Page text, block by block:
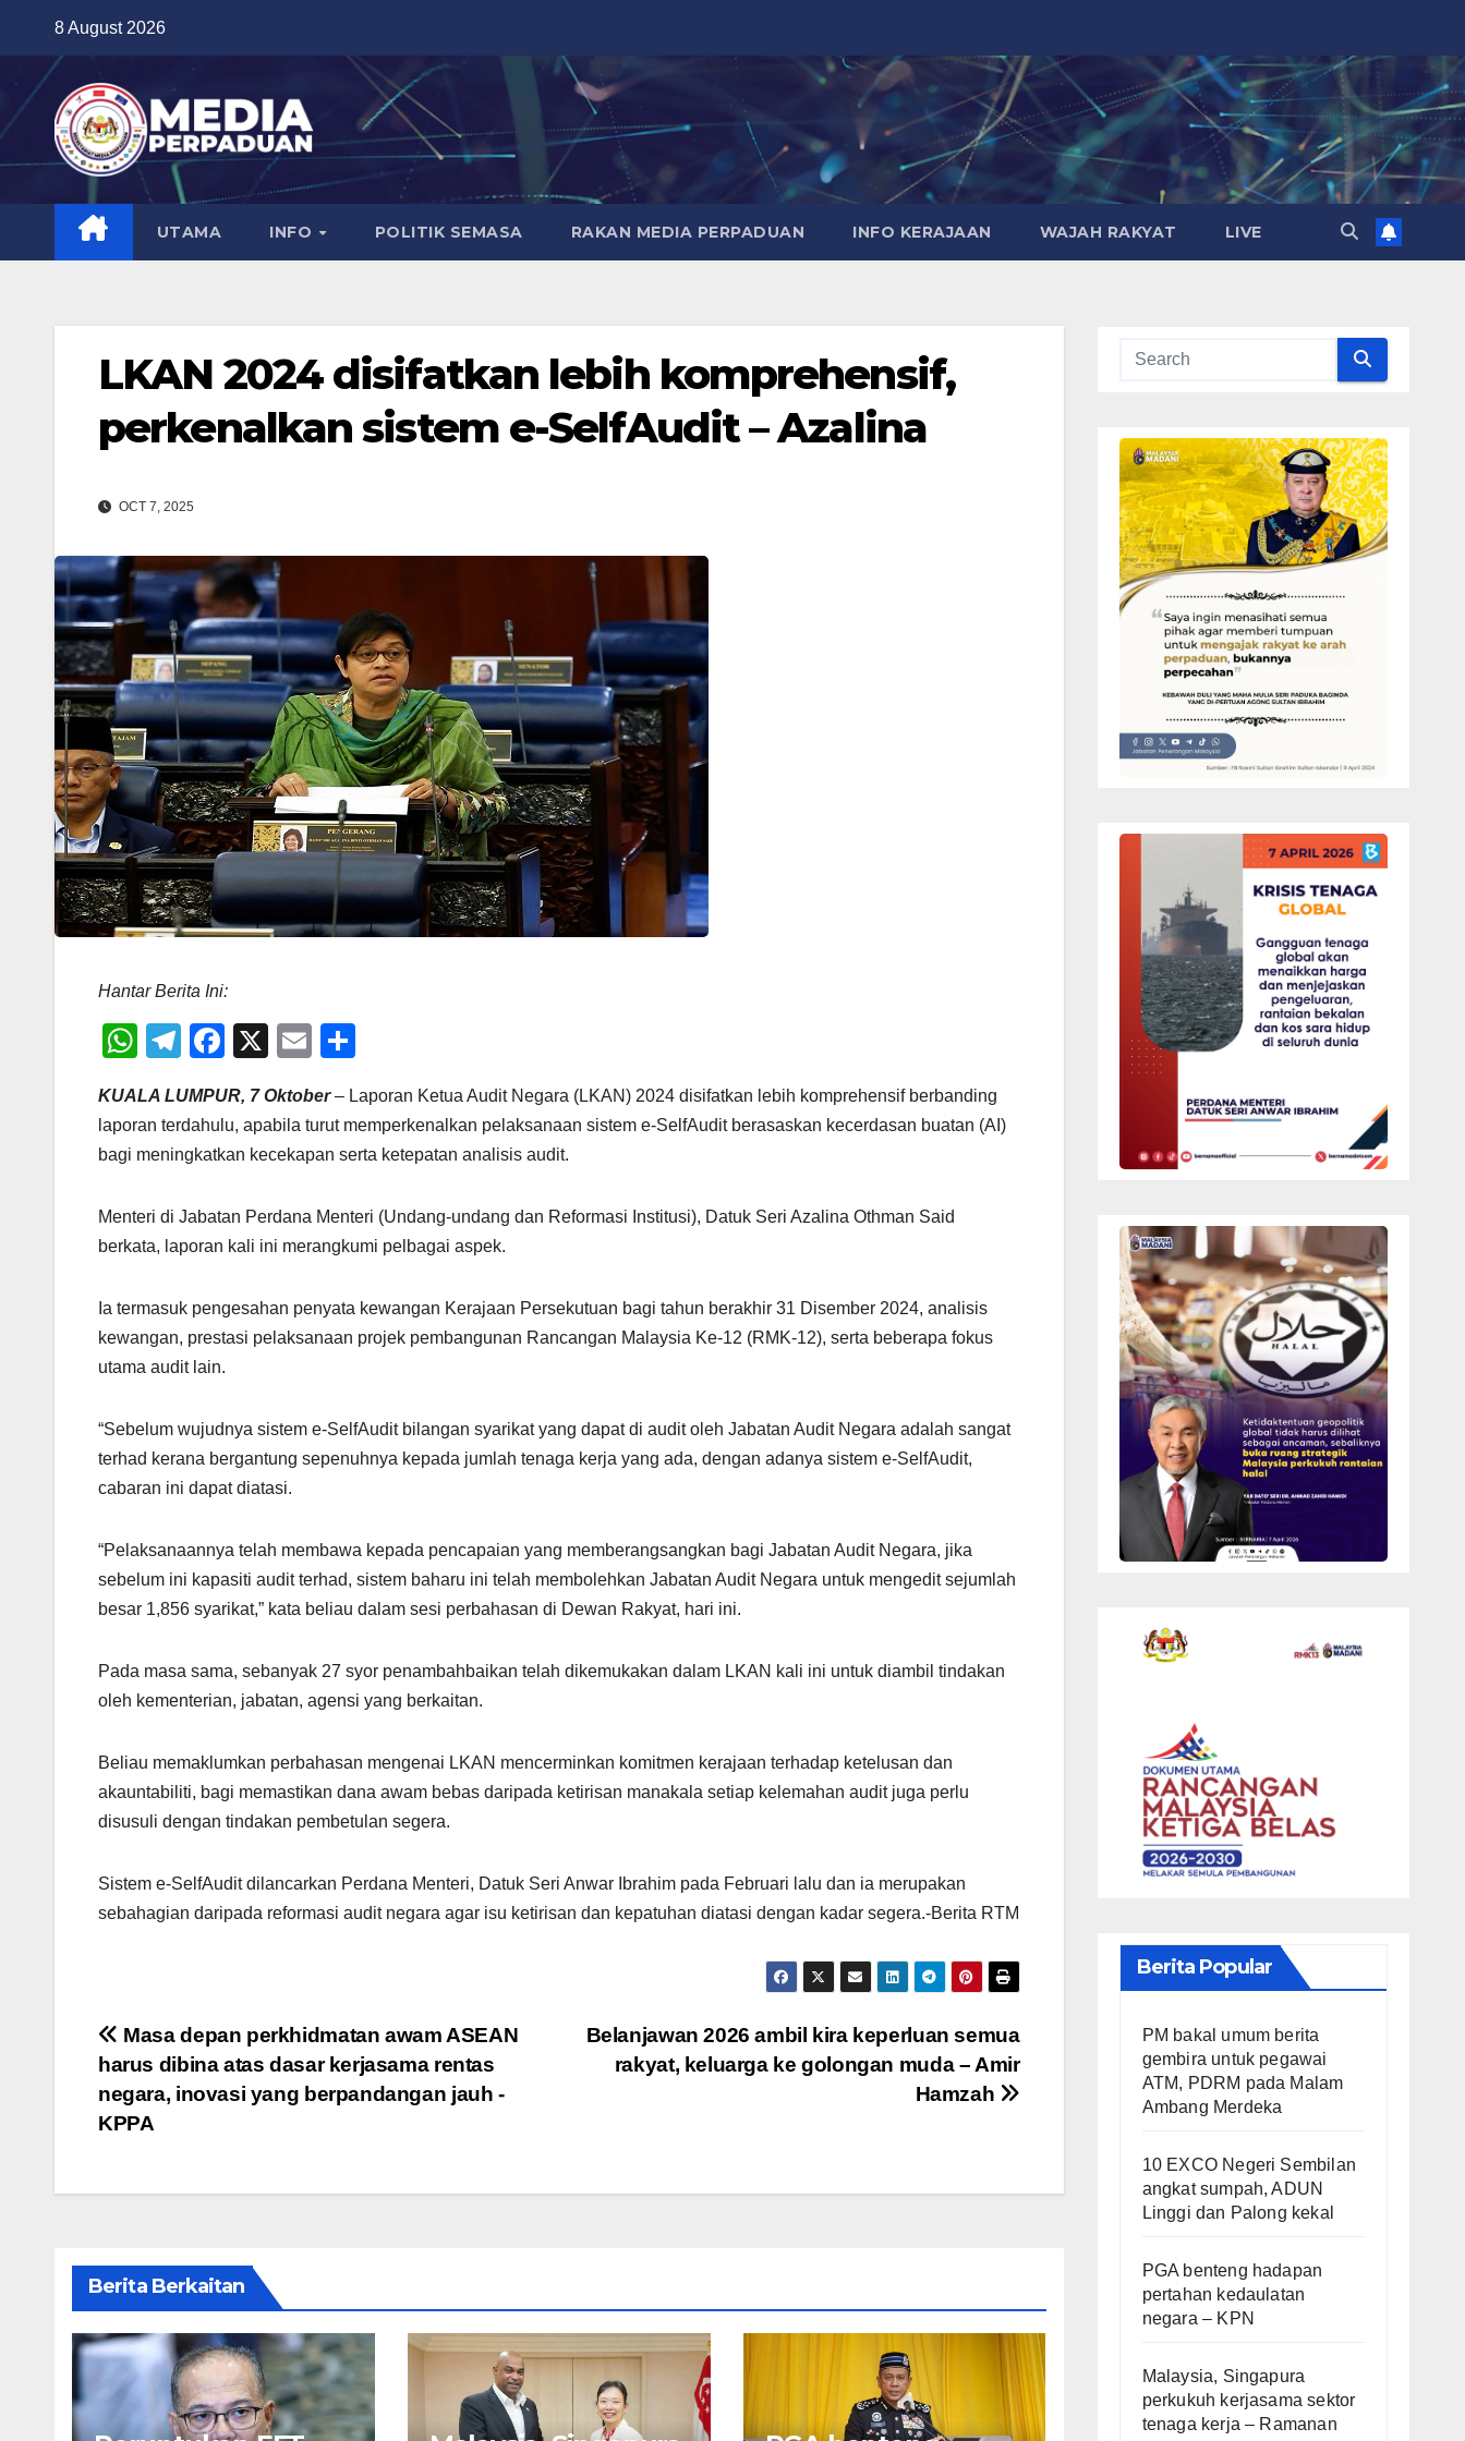
content
8 August 2026
UTAMA INFO POLITIK SEMASA RAKAN MEDIA PERPADUAN INFO KERAJAAN WAJAH RAKYAT LIVE
LKAN 2024 disifatkan lebih komprehensif,
perkenalkan sistem e-SelfAudit – Azalina
OCT 7, 2025
Hantar Berita Ini:
W
at
s
p
p
T
e
gr
m
F
c
e
o
o
X
E
ail ar
e
KUALA LUMPUR, 7 Oktober– Laporan Ketua Audit Negara (LKAN) 2024 disifatkan lebih komprehensif berbanding
laporan terdahulu, apabila turut memperkenalkan pelaksanaan sistem e-SelfAudit berasaskan kecerdasan buatan (AI)
bagi meningkatkan kecekapan serta ketepatan analisis audit.
Menteri di Jabatan Perdana Menteri (Undang-undang dan Reformasi Institusi), Datuk Seri Azalina Othman Said
berkata, laporan kali ini merangkumi pelbagai aspek.
Ia termasuk pengesahan penyata kewangan Kerajaan Persekutuan bagi tahun berakhir 31 Disember 2024, analisis
kewangan, prestasi pelaksanaan projek pembangunan Rancangan Malaysia Ke-12 (RMK-12), serta beberapa fokus
utama audit lain.
“Sebelum wujudnya sistem e-SelfAudit bilangan syarikat yang dapat di audit oleh Jabatan Audit Negara adalah sangat
terhad kerana bergantung sepenuhnya kepada jumlah tenaga kerja yang ada, dengan adanya sistem e-SelfAudit,
cabaran ini dapat diatasi.
“Pelaksanaannya telah membawa kepada pencapaian yang memberangsangkan bagi Jabatan Audit Negara, jika
sebelum ini kapasiti audit terhad, sistem baharu ini telah membolehkan Jabatan Audit Negara untuk mengedit sejumlah
besar 1,856 syarikat,” kata beliau dalam sesi perbahasan di Dewan Rakyat, hari ini.
Pada masa sama, sebanyak 27 syor penambahbaikan telah dikemukakan dalam LKAN kali ini untuk diambil tindakan
oleh kementerian, jabatan, agensi yang berkaitan.
Beliau memaklumkan perbahasan mengenai LKAN mencerminkan komitmen kerajaan terhadap ketelusan dan
akauntabiliti, bagi memastikan dana awam bebas daripada ketirisan manakala setiap kelemahan audit juga perlu
disusuli dengan tindakan pembetulan segera.
Sistem e-SelfAudit dilancarkan Perdana Menteri, Datuk Seri Anwar Ibrahim pada Februari lalu dan ia merupakan
sebahagian daripada reformasi audit negara agar isu ketirisan dan kepatuhan diatasi dengan kadar segera.-Berita RTM
Post
navigation
Belanjawan 2026 ambil kira keperluan semua
rakyat, keluarga ke golongan muda – Amir
Hamzah
Masa depan perkhidmatan awam ASEAN
harus dibina atas dasar kerjasama rentas
negara, inovasi yang berpandangan jauh -
KPPA
Berita Berkaitan
Berita Popular
PM bakal umum berita
gembira untuk pegawai
ATM, PDRM pada Malam
Ambang Merdeka
10 EXCO Negeri Sembilan
angkat sumpah, ADUN
Linggi dan Palong kekal
PGA benteng hadapan
pertahan kedaulatan
negara – KPN
Malaysia, Singapura
perkukuh kerjasama sektor
tenaga kerja – Ramanan